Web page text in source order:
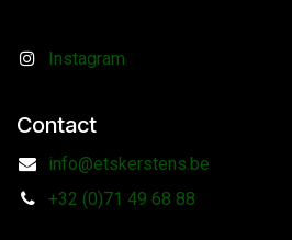
Instagram
Contact
info@etskerstens.be
+32 (0)71 49 68 88